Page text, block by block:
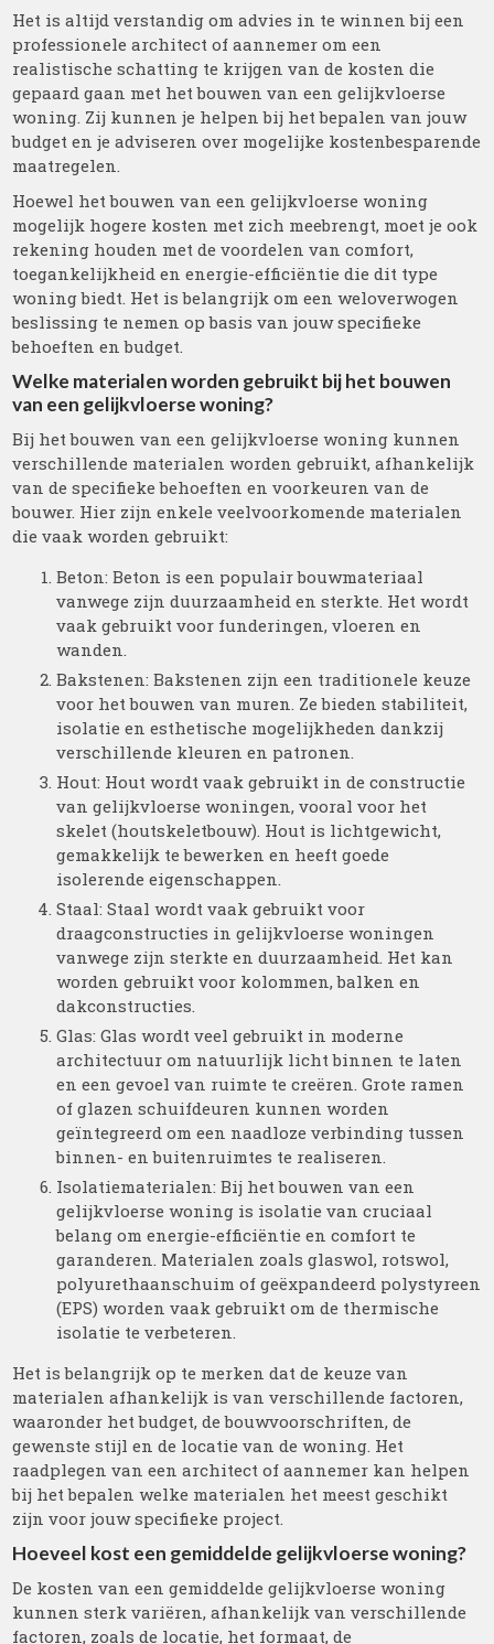
Het is altijd verstandig om advies in te winnen bij een
professionele architect of aannemer om een
realistische schatting te krijgen van de kosten die
gepaard gaan met het bouwen van een gelijkvloerse
woning. Zij kunnen je helpen bij het bepalen van jouw
budget en je adviseren over mogelijke kostenbesparende
maatregelen.
Hoewel het bouwen van een gelijkvloerse woning
mogelijk hogere kosten met zich meebrengt, moet je ook
rekening houden met de voordelen van comfort,
toegankelijkheid en energie-efficiëntie die dit type
woning biedt. Het is belangrijk om een weloverwogen
beslissing te nemen op basis van jouw specifieke
behoeften en budget.
Welke materialen worden gebruikt bij het bouwen
van een gelijkvloerse woning?
Bij het bouwen van een gelijkvloerse woning kunnen
verschillende materialen worden gebruikt, afhankelijk
van de specifieke behoeften en voorkeuren van de
bouwer. Hier zijn enkele veelvoorkomende materialen
die vaak worden gebruikt:
Beton: Beton is een populair bouwmateriaal
vanwege zijn duurzaamheid en sterkte. Het wordt
vaak gebruikt voor funderingen, vloeren en
wanden.
Bakstenen: Bakstenen zijn een traditionele keuze
voor het bouwen van muren. Ze bieden stabiliteit,
isolatie en esthetische mogelijkheden dankzij
verschillende kleuren en patronen.
Hout: Hout wordt vaak gebruikt in de constructie
van gelijkvloerse woningen, vooral voor het
skelet (houtskeletbouw). Hout is lichtgewicht,
gemakkelijk te bewerken en heeft goede
isolerende eigenschappen.
Staal: Staal wordt vaak gebruikt voor
draagconstructies in gelijkvloerse woningen
vanwege zijn sterkte en duurzaamheid. Het kan
worden gebruikt voor kolommen, balken en
dakconstructies.
Glas: Glas wordt veel gebruikt in moderne
architectuur om natuurlijk licht binnen te laten
en een gevoel van ruimte te creëren. Grote ramen
of glazen schuifdeuren kunnen worden
geïntegreerd om een naadloze verbinding tussen
binnen- en buitenruimtes te realiseren.
Isolatiematerialen: Bij het bouwen van een
gelijkvloerse woning is isolatie van cruciaal
belang om energie-efficiëntie en comfort te
garanderen. Materialen zoals glaswol, rotswol,
polyurethaanschuim of geëxpandeerd polystyreen
(EPS) worden vaak gebruikt om de thermische
isolatie te verbeteren.
Het is belangrijk op te merken dat de keuze van
materialen afhankelijk is van verschillende factoren,
waaronder het budget, de bouwvoorschriften, de
gewenste stijl en de locatie van de woning. Het
raadplegen van een architect of aannemer kan helpen
bij het bepalen welke materialen het meest geschikt
zijn voor jouw specifieke project.
Hoeveel kost een gemiddelde gelijkvloerse woning?
De kosten van een gemiddelde gelijkvloerse woning
kunnen sterk variëren, afhankelijk van verschillende
factoren, zoals de locatie, het formaat, de